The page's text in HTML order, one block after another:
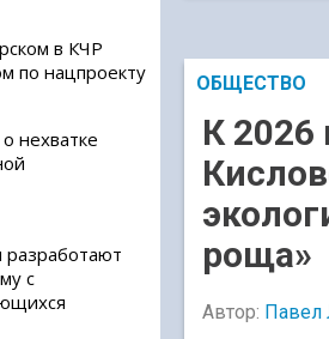
в КЧР
по нацпроекту
нехватке
с
ОБЩЕСТВО
К 2026
роща»
Автор: Павел